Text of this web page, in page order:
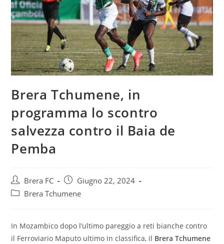
Brera Tchumene, in
programma lo scontro
salvezza contro il Baia de
Pemba
Brera FC
Giugno 22, 2024
Brera Tchumene
In Mozambico dopo l’ultimo pareggio a reti bianche contro
il Ferroviario Maputo ultimo in classifica, il Brera Tchumene